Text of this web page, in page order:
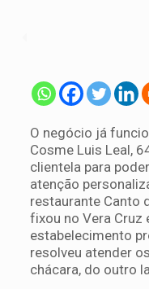
O negócio já
Cosme Luis Leal,
clientela para
atenção
restaurante Canto
fixou no Vera Cruz
estabelecimento
resolveu atender
chácara, do outro